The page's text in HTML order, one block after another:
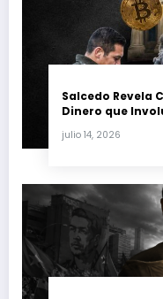
Salcedo Revela
Dinero que
julio 14, 2026